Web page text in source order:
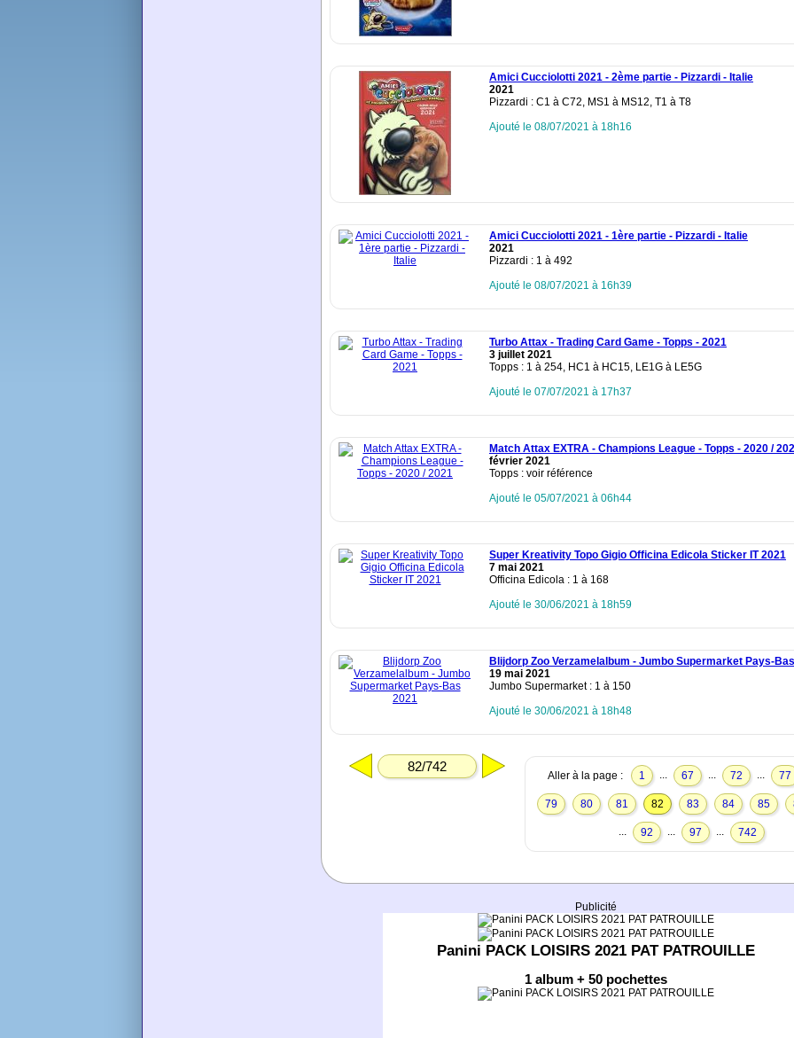
Amici Cucciolotti 2021 - 2ème partie - Pizzardi - Italie
2021
Pizzardi : C1 à C72, MS1 à MS12, T1 à T8
Ajouté le 08/07/2021 à 18h16
Amici Cucciolotti 2021 - 1ère partie - Pizzardi - Italie
2021
Pizzardi : 1 à 492
Ajouté le 08/07/2021 à 16h39
Turbo Attax - Trading Card Game - Topps - 2021
3 juillet 2021
Topps : 1 à 254, HC1 à HC15, LE1G à LE5G
Ajouté le 07/07/2021 à 17h37
Match Attax EXTRA - Champions League - Topps - 2020 /
février 2021
Topps : voir référence
Ajouté le 05/07/2021 à 06h44
Super Kreativity Topo Gigio Officina Edicola Sticker IT 2021
7 mai 2021
Officina Edicola : 1 à 168
Ajouté le 30/06/2021 à 18h59
Blijdorp Zoo Verzamelalbum - Jumbo Supermarket Pays-
19 mai 2021
Jumbo Supermarket : 1 à 150
Ajouté le 30/06/2021 à 18h48
82/742
Aller à la page : 1 ... 67 ... 72 ... 77
79 80 81 82 83 84 85
... 92 ... 97 ... 742
Publicité
Panini PACK LOISIRS 2021 PAT PATROUILLE
1 album + 50 pochettes